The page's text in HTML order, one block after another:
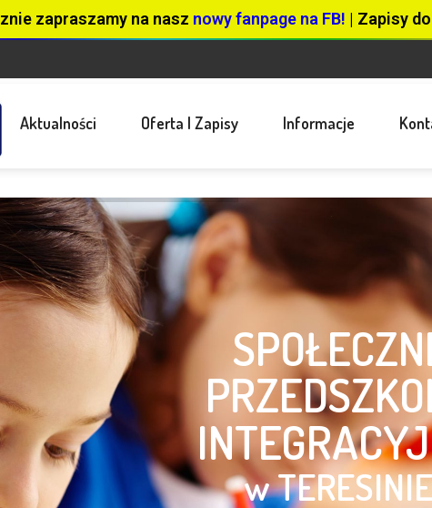
zapraszamy na nasz nowy fanpage na FB! | Zapisy
Aktualności Oferta I Zapisy Informacje